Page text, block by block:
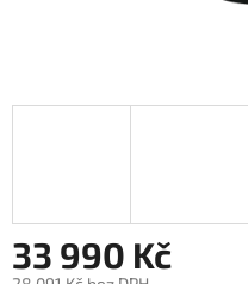
33 990 Kč